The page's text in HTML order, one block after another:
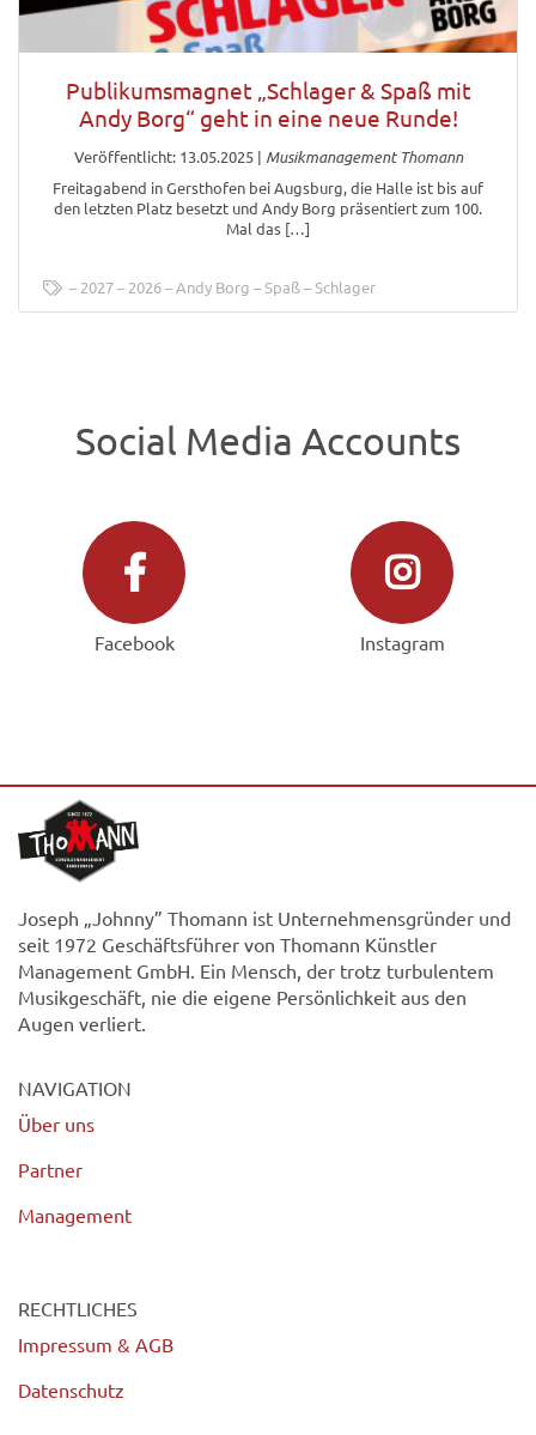
Publikumsmagnet „Schlager & Spaß mit
Andy Borg“ geht in eine neue Runde!
Veröffentlicht: 13.05.2025| Musikmanagement Thomann
Freitagabend in Gersthofen bei Augsburg, die Halle ist bis auf
den letzten Platz besetzt und Andy Borg präsentiert zum 100.
Mal das […]
2027 2026 Andy Borg Spaß Schlager
Social Media Accounts
Facebook Instagram
Joseph „Johnny” Thomann ist Unternehmensgründer und
seit 1972 Geschäftsführer von Thomann Künstler
Management GmbH. Ein Mensch, der trotz turbulentem
Musikgeschäft, nie die eigene Persönlichkeit aus den
Augen verliert.
NAVIGATION
Über uns
Partner
Management
RECHTLICHES
Impressum & AGB
Datenschutz